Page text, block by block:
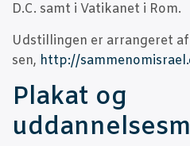
D.C. samt i Vati­ka­net i Rom.
Udstil­lin­gen er arran­ge­ret
sen, http://
Pla­kat og